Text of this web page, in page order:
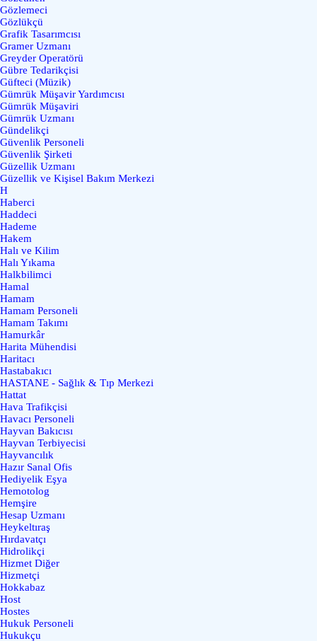
Gözlemeci
Gözlükçü
Grafik Tasarımcısı
Gramer Uzmanı
Greyder Operatörü
Gübre Tedarikçisi
Güfteci (Müzik)
Gümrük Müşavir Yardımcısı
Gümrük Müşaviri
Gümrük Uzmanı
Gündelikçi
Güvenlik Personeli
Güvenlik Şirketi
Güzellik Uzmanı
Güzellik ve Kişisel Bakım Merkezi
H
Haberci
Haddeci
Hademe
Hakem
Halı ve Kilim
Halı Yıkama
Halkbilimci
Hamal
Hamam
Hamam Personeli
Hamam Takımı
Hamurkâr
Harita Mühendisi
Haritacı
Hastabakıcı
HASTANE - Sağlık & Tıp Merkezi
Hattat
Hava Trafikçisi
Havacı Personeli
Hayvan Bakıcısı
Hayvan Terbiyecisi
Hayvancılık
Hazır Sanal Ofis
Hediyelik Eşya
Hemotolog
Hemşire
Hesap Uzmanı
Heykeltıraş
Hırdavatçı
Hidrolikçi
Hizmet Diğer
Hizmetçi
Hokkabaz
Host
Hostes
Hukuk Personeli
Hukukçu